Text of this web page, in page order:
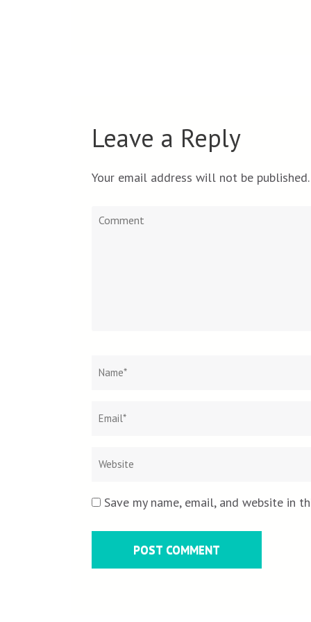
Leave a Reply
Your email address will not be published.
Comment
Name *
Save my name, email, and website in